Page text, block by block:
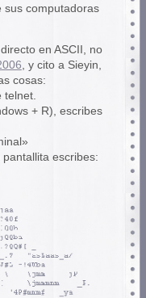
sus computadoras
en ASCII, no
, y cito a Sieyin,
cosas:
telnet.
+ R), escribes
escribes: